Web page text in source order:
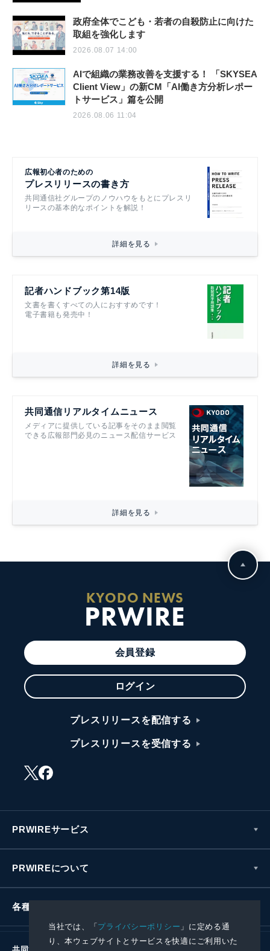
当社では、「プライバシーポリシー 」に定める通
り、本ウェブサイトとサービスを快適にご利用いた
政府全体でこども・若者の自殺防止に向けた
取組を強化します
2026.08.07 14:00
AIで組織の業務改善を支援する！ 「SKYSEA
Client View」の新CM「AI働き方分析レポー
トサービス」篇を公開
2026.08.06 11:04
広報初心者のための
プレスリリースの書き方
共同通信社グループのノウハウをもとにプレスリ
リースの基本的なポイントを解説！
詳細を見る
記者ハンドブック第14版
文書を書くすべての人におすすめです！
電子書籍も発売中！
詳細を見る
共同通信リアルタイムニュース
メディアに提供している記事をそのまま閲覧
できる広報部門必見のニュース配信サービス
詳細を見る
KYODO NEWS
PRWIRE
会員登録
ログイン
プレスリリースを配信する
プレスリリースを受信する
PRWIREサービス
PRWIREについて
各種お問い合わせ